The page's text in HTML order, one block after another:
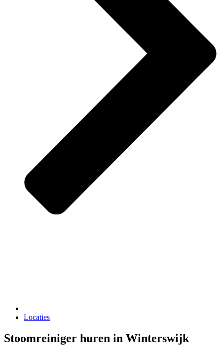
Locaties
Stoomreiniger huren in Winterswijk